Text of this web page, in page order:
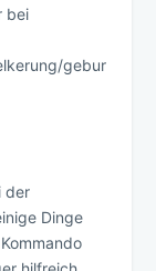
bei
gebur
der
Dinge